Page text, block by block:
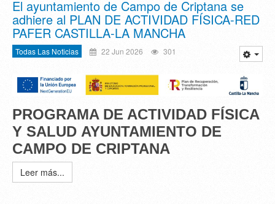
El ayuntamiento de Campo de Criptana se
adhiere al PLAN DE ACTIVIDAD FÍSICA-RED
PAFER CASTILLA-LA MANCHA
Todas Las Noticias 22 Jun 2026 301
PROGRAMA DE ACTIVIDAD FÍSICA
Y SALUD AYUNTAMIENTO DE
CAMPO DE CRIPTANA
Leer más...